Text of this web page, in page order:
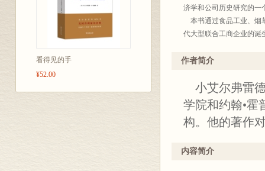
看得见的手
¥52.00
济学和公司历史研究的一
本书通过食品工业、烟
代大型联合工商企业的诞
场协调的“看不见的手”更
销售组织对于保证企业
客观上又要求管理进行变
作者认为，“经理阶层
以防止经济衰退和危机等
价值。因此特予译出，以
作者简介
小艾尔弗雷德
学院和约翰•霍
构。他的著作
内容简介